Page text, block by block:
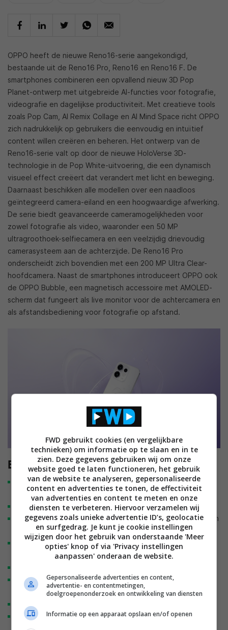
OPPO heeft de nieuwe Reno16-serie aangekondigd,
bestaande uit de Reno16 Pro, Reno16 en Reno16 F. De
smartphones combineren een opvallend nieuw 3D Pop
Planet-ontwerp met uitgebreide AI-functies voor fotografie,
videografie en dagelijkse productiviteit. Met creatieve tools
zoals Pop Cam, AI Remix Collage en AI Mind Space richt OPPO
zich nadrukkelijk op gebruikers die eenvoudig en intuïtief
content willen creëren en beheren. Het ontwerp van de
Reno16-serie valt op door de nieuwe HoloVerse 3D-
technologie in de Pop White-uitvoering, die een dynamisch
visueel effect creëert dat verandert met licht en beweging.
Daarnaast beschikken alle modellen over een naadloos
geïntegreerd camera-eiland en een hoogwaardige afwerking.
De serie biedt geavanceerde cameramogelijkheden voor
zowel fotografie als video, waaronder een 50 MP
ultragroothoek-selfiecamera en een veelzijdig drievoudig
camerasysteem aan de achterzijde. De Reno16 Pro
onderscheidt zich bovendien met een 200 MP Ultra Clear-
hoofdcamera. Naast de smartphones introduceert OPPO ook
de OPPO Bubble, een magnetisch accessoire met AMOLED-
scherm dat fungeert als live monitor voor de achtercamera en
als afstandsbediening voor fotografie op afstand.
Belangrijkste specificaties en kenmerken
Nieuw 3D Pop Planet-ontwerp met HoloVerse 3D-
technologie.
50 MP ultragroothoek-selfiecamera met 100° beeldhoek.
Drievoudig camerasysteem met hoofdcamera, telelens en
ultragroothoekcamera.
Reno16 Pro uitgerust met een 200 MP Ultra Clear-
hoofdcamera.
AI Remix Collage en Popout Collage 2.0 voor creatieve
beeldbewerking.
AI Snap Key, AI Mind Space, AI Bill Manager en AI Mind
FWD gebruikt cookies (en vergelijkbare
technieken) om informatie op te slaan en in te
zien. Deze gegevens gebruiken wij om onze
website goed te laten functioneren, het gebruik
van de website te analyseren, gepersonaliseerde
content en advertenties te tonen, de effectiviteit
van advertenties en content te meten en onze
diensten te verbeteren. Hiervoor verzamelen wij
gegevens zoals unieke advertentie ID’s, geolocatie
en surfgedrag. Je kunt je cookie instellingen
wijzigen door het gebruik van onderstaande 'Meer
opties' knop of via 'Privacy instellingen
aanpassen' onderaan de website.
Gepersonaliseerde advertenties en content,
advertentie- en contentmetingen,
doelgroepenonderzoek en ontwikkeling van diensten
Informatie op een apparaat opslaan en/of openen